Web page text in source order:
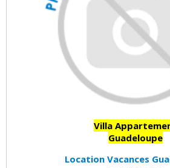
Villa
Guadeloupe
Location Vacances